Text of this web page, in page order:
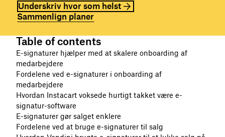
Underskriv hvor som helst
Sammenlign planer
Table of contents
E-signaturer hjælper med at skalere onboarding af
medarbejdere
Fordelene ved e-signaturer i onboarding af
medarbejdere
Hvordan Instacart voksede hurtigt takket være e-
signatur-software
E-signaturer gør salget enklere
Fordelene ved at bruge e-signaturer til salg